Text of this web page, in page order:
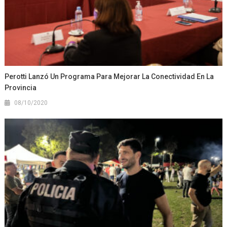
Perotti Lanzó Un Programa Para Mejorar La Conectividad En La
Provincia
08/10/2020